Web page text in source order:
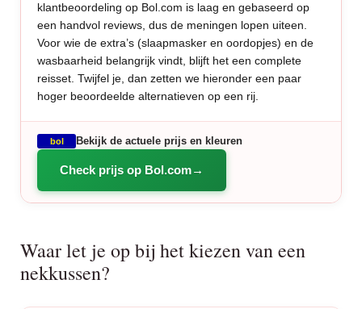
klantbeoordeling op Bol.com is laag en gebaseerd op
een handvol reviews, dus de meningen lopen uiteen.
Voor wie de extra’s (slaapmasker en oordopjes) en de
wasbaarheid belangrijk vindt, blijft het een complete
reisset. Twijfel je, dan zetten we hieronder een paar
hoger beoordeelde alternatieven op een rij.
bol Bekijk de actuele prijs en kleuren
Check prijs op Bol.com
Waar let je op bij het kiezen van een
nekkussen?